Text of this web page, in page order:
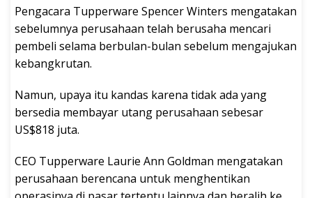
Pengacara Tupperware Spencer Winters mengatakan
sebelumnya perusahaan telah berusaha mencari
pembeli selama berbulan-bulan sebelum mengajukan
kebangkrutan.
Namun, upaya itu kandas karena tidak ada yang
bersedia membayar utang perusahaan sebesar
US$818 juta.
CEO Tupperware Laurie Ann Goldman mengatakan
perusahaan berencana untuk menghentikan